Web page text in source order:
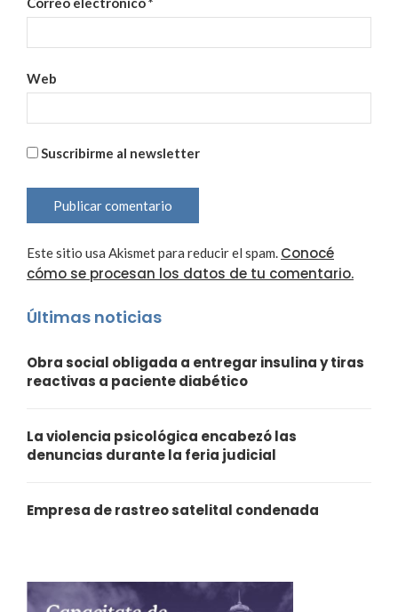
Web
Suscribirme al newsletter
Este sitio usa Akismet para reducir el spam. Conocé
cómo se procesan los datos de tu comentario.
Últimas noticias
Obra social obligada a entregar insulina y tiras
reactivas a paciente diabético
La violencia psicológica encabezó las
denuncias durante la feria judicial
Empresa de rastreo satelital condenada